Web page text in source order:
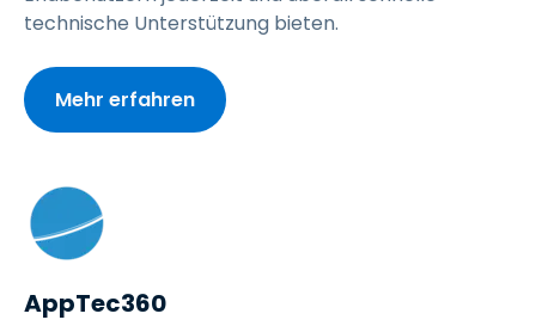
technische Unterstützung bieten.
Mehr erfahren
AppTec360